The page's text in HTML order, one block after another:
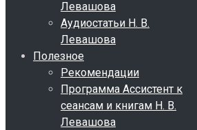
Левашова
Аудиостатьи Н. В.
Левашова
Полезное
Рекомендации
Программа Ассистент к
сеансам и книгам Н. В.
Левашова